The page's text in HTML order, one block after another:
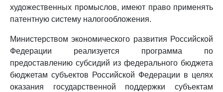
художественных промыслов, имеют право применять
патентную систему налогообложения.
Министерством экономического развития Российской
Федерации реализуется программа по
предоставлению субсидий из федерального бюджета
бюджетам субъектов Российской Федерации в целях
оказания государственной поддержки субъектам